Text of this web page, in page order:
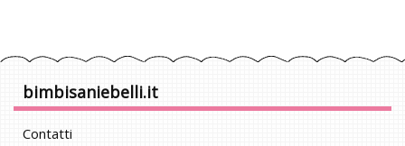
bimbisaniebelli.it
Contatti